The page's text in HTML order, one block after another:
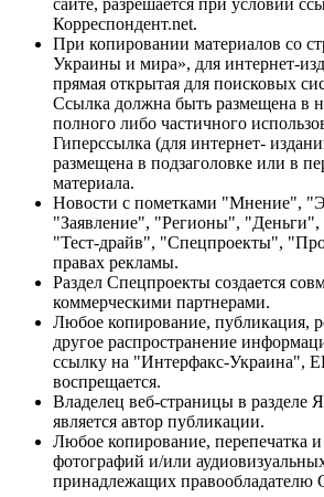
сайте, разрешается при условии
Корреспондент.net.
При копировании материалов со
Украины и мира», для интернет-
прямая открытая для поисковых
Ссылка должна быть размещена в
полного либо частичного
Гиперссылка (для интернет-
размещена в подзаголовке или в
материала.
Новости с пометками "Мнение",
"Заявление", "Регионы",
"Тест-драйв", "Спецпроекты",
правах рекламы.
Раздел Спецпроекты создается
коммерческими партнерами.
Любое копирование, публикация,
другое распространение
ссылку на "Интерфакс-Украина",
воспрещается.
Владелец веб-страницы в разделе
является автор публикации.
Любое копирование, перепечатка
фотографий и/или
принадлежащих правообладателю